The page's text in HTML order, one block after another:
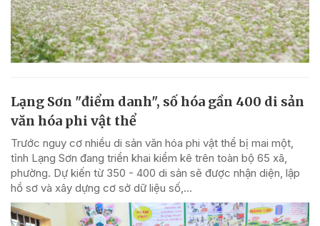
Lạng Sơn "điểm danh", số hóa gần 400 di sản
văn hóa phi vật thể
Trước nguy cơ nhiều di sản văn hóa phi vật thể bị mai một,
tỉnh Lạng Sơn đang triển khai kiểm kê trên toàn bộ 65 xã,
phường. Dự kiến từ 350 - 400 di sản sẽ được nhận diện, lập
hồ sơ và xây dựng cơ sở dữ liệu số,...